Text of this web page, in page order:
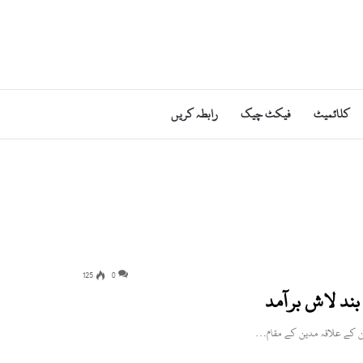
کلائمیٹ فیکٹ چیک رابطہ کریں
0
125
لاش برآمد